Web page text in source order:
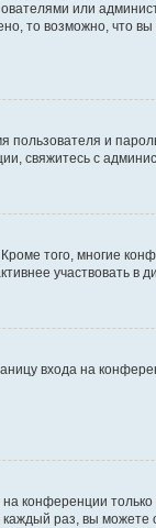
или
то возможно, что
и
свяжитесь с
того, многие
участвовать в
входа на
конференции
раз, вы можете